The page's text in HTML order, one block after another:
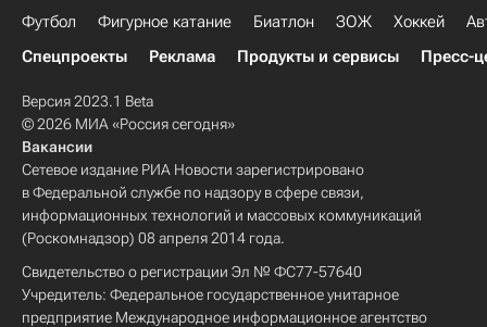
Футбол Фигурное катание Биатлон ЗОЖ Хоккей
Спецпроекты
Реклама Продукты и сервисы Пресс-
Версия 2023.1 Beta
© 2026 МИА «Россия сегодня»
Вакансии
Сетевое издание РИА Новости зарегистрировано
в Федеральной службе по надзору в сфере связи,
информационных технологий и массовых коммуникаций
(Роскомнадзор) 08 апреля 2014 года.
Свидетельство о регистрации Эл № ФС77-57640
Учредитель: Федеральное государственное унитарное
предприятие Международное информационное агентство